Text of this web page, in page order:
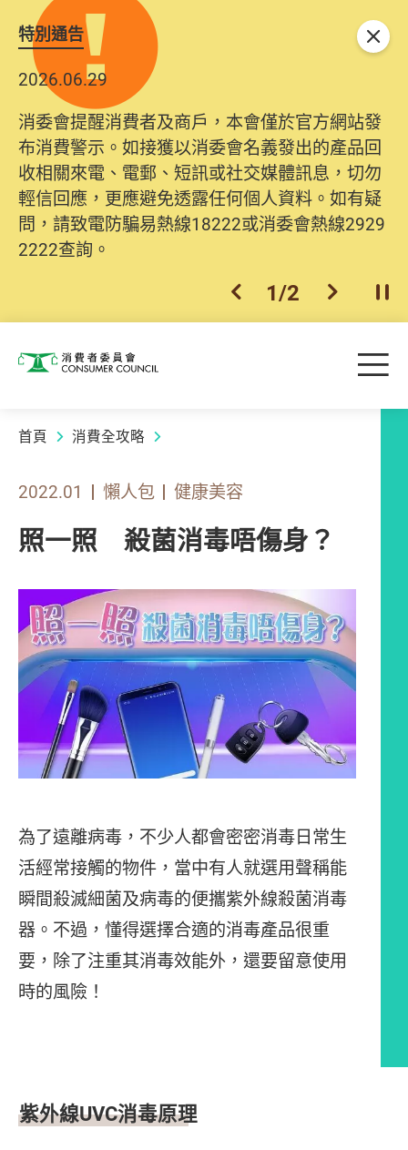
特別通告
2026.06.29
消委會提醒消費者及商戶，本會僅於官方網站發
布消費警示。如接獲以消委會名義發出的產品回
收相關來電、電郵、短訊或社交媒體訊息，切勿
輕信回應，更應避免透露任何個人資料。如有疑
問，請致電防騙易熱線18222或消委會熱線2929
2222查詢。
上一個
1/2 下一個開
關閉
消費者委員會 目
首頁 消費全攻略
2022.01 懶人包 健康美容
照一照 殺菌消毒唔傷身？
為了遠離病毒，不少人都會密密消毒日常生
活經常接觸的物件，當中有人就選用聲稱能
瞬間殺滅細菌及病毒的便攜紫外線殺菌消毒
器。不過，懂得選擇合適的消毒產品很重
要，除了注重其消毒效能外，還要留意使用
時的風險！
紫外線UVC消毒原理